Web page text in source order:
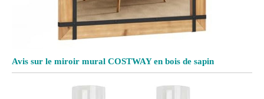
Avis sur le miroir mural COSTWAY en bois de sapin